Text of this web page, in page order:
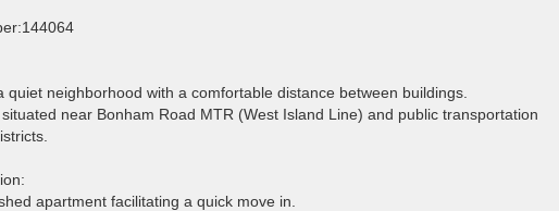
quiet neighborhood with a comfortable distance between buildings.
near Bonham Road MTR (West Island Line) and public transportation
apartment facilitating a quick move in.